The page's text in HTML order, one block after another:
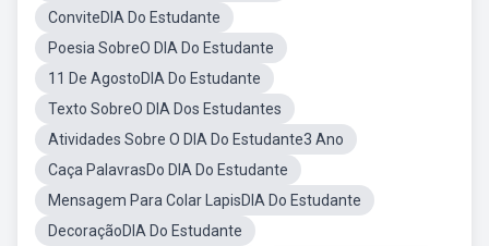
ConviteDIA Do Estudante
Poesia SobreO DIA Do Estudante
11 De AgostoDIA Do Estudante
Texto SobreO DIA Dos Estudantes
Atividades Sobre O DIA Do Estudante3 Ano
Caça PalavrasDo DIA Do Estudante
Mensagem Para Colar LapisDIA Do Estudante
DecoraçãoDIA Do Estudante